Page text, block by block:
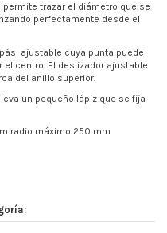
trazar el diámetro que se
perfectamente desde el
ajustable cuya punta puede
centro. El deslizador ajustable
del anillo superior.
un pequeño lápiz que se fija
radio máximo 250 mm